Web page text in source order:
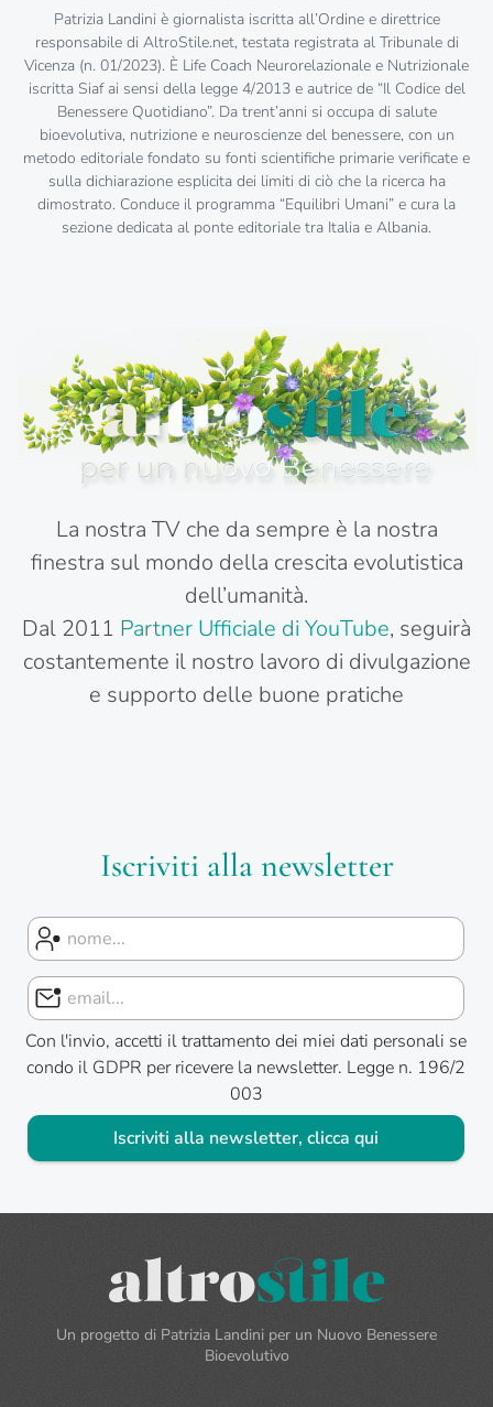
Patrizia Landini è giornalista iscritta all’Ordine e direttrice
responsabile di AltroStile.net, testata registrata al Tribunale di
Vicenza (n. 01/2023). È Life Coach Neurorelazionale e Nutrizionale
iscritta Siaf ai sensi della legge 4/2013 e autrice de “Il Codice del
Benessere Quotidiano”. Da trent’anni si occupa di salute
bioevolutiva, nutrizione e neuroscienze del benessere, con un
metodo editoriale fondato su fonti scientifiche primarie verificate e
sulla dichiarazione esplicita dei limiti di ciò che la ricerca ha
dimostrato. Conduce il programma “Equilibri Umani” e cura la
sezione dedicata al ponte editoriale tra Italia e Albania.
La nostra TV che da sempre è la nostra
finestra sul mondo della crescita evolutistica
dell’umanità.
Dal 2011 Partner Ufficiale di YouTube, seguirà
costantemente il nostro lavoro di divulgazione
e supporto delle buone pratiche
Iscriviti alla newsletter
Con l'invio, accetti il trattamento dei miei dati personali se
condo il GDPR per ricevere la newsletter. Legge n. 196/2
003
Iscriviti alla newsletter, clicca qui
Un progetto di Patrizia Landini per un Nuovo Benessere
Bioevolutivo